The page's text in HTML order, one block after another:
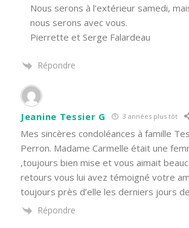
Nous serons à l’extérieur samedi,
nous serons avec vous.
Pierrette et Serge Falardeau
Répondre
Jeanine Tessier G 3 années plus tôt
Mes sincères condoléances à famille
Perron. Madame Carmelle était une
,toujours bien mise et vous aimait
retours vous lui avez témoigné votre
toujours près d’elle les derniers jours
Répondre